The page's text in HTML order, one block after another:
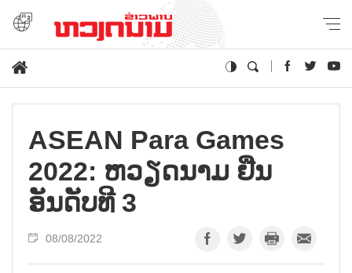
ASEAN Para Games
2022: ຫວຽດນາມ ຢືນ
ອັນດັບທີ 3
08/08/2022